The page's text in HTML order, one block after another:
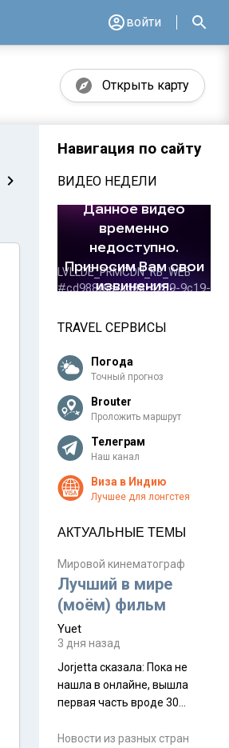
войти
Открыть карту
Навигация по сайту
ВИДЕО НЕДЕЛИ
TRAVEL СЕРВИСЫ
Погода
Точный прогноз
Brouter
Проложить маршрут
Телеграм
Наш канал
Виза в Индию
Лучшее для лонгстея
АКТУАЛЬНЫЕ ТЕМЫ
Мировой кинематограф
Лучший в мире
(моём) фильм
Yuet
3 дня назад
Jorjetta сказалa: Пока не
нашла в онлайне, вышла
первая часть вроде 30
Дивали 8 ноября.
Новости из разных стран